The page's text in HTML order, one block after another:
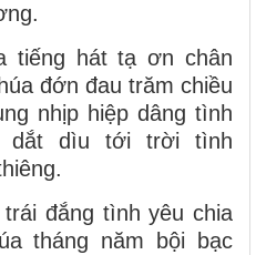
tiếng hát tạ ơn chân
đớn đau trăm chiều
nhịp hiệp dâng tình
dắt dìu tới trời tình
đắng tình yêu chia
tháng năm bội bạc